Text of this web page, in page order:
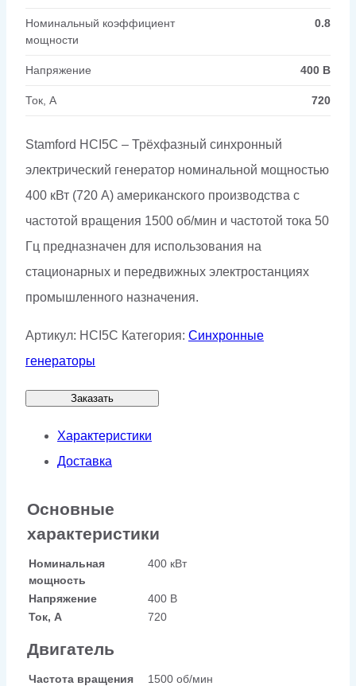
Номинальный коэффициент
мощности
0.8
Напряжение 400 В
Ток, А 720
Stamford HCI5C – Трёхфазный синхронный
электрический генератор номинальной мощностью
400 кВт (720 А) американского производства с
частотой вращения 1500 об/мин и частотой тока 50
Гц предназначен для использования на
стационарных и передвижных электростанциях
промышленного назначения.
Артикул: HCI5C Категория: Синхронные
генераторы
Заказать
Характеристики
Доставка
Основные
характеристики
Номинальная
мощность
400 кВт
Напряжение
400 В
Ток, А
720
Двигатель
Частота вращения
1500 об/мин